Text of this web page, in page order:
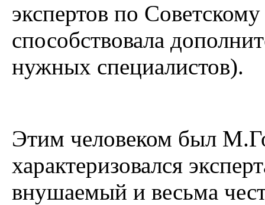
экспертов по
способствовала
нужных специалистов).
Этим человеком был
характеризовался
внушаемый и весьма